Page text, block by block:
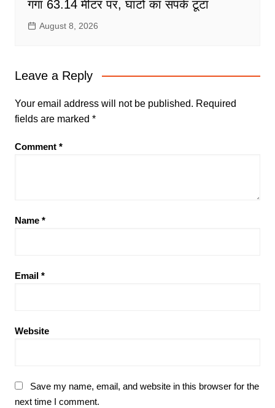
गंगा 63.14 मीटर पर, घाटों का संपर्क टूटा
August 8, 2026
Leave a Reply
Your email address will not be published. Required
fields are marked *
Comment *
Name *
Email *
Website
Save my name, email, and website in this browser for the
next time I comment.